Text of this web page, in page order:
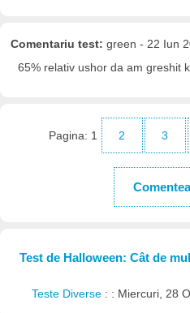
Comentariu test: green - 22 Iun
65% relativ ushor da am greshit
Pagina: 1 2 3
Test de Halloween: Cât de
Teste Diverse : : Miercuri, 28